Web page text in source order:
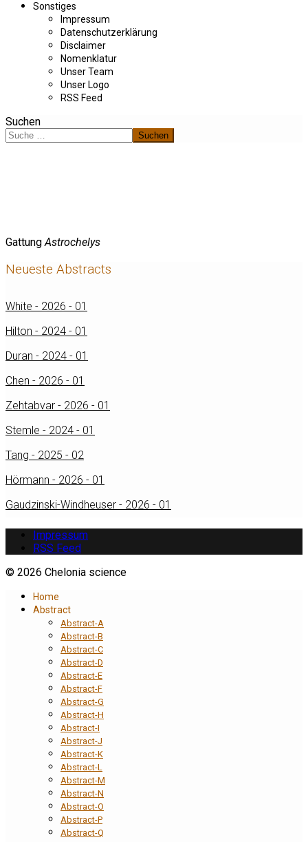
Sonstiges
Impressum
Datenschutzerklärung
Disclaimer
Nomenklatur
Unser Team
Unser Logo
RSS Feed
Suchen
Suchen
GattungAstrochelys
Neueste Abstracts
White - 2026 - 01
Hilton - 2024 - 01
Duran - 2024 - 01
Chen - 2026 - 01
Zehtabvar - 2026 - 01
Stemle - 2024 - 01
Tang - 2025 - 02
Hörmann - 2026 - 01
Gaudzinski-Windheuser - 2026 - 01
Impressum
RSS Feed
© 2026 Chelonia science
Home
Abstract
Abstract-A
Abstract-B
Abstract-C
Abstract-D
Abstract-E
Abstract-F
Abstract-G
Abstract-H
Abstract-I
Abstract-J
Abstract-K
Abstract-L
Abstract-M
Abstract-N
Abstract-O
Abstract-P
Abstract-Q